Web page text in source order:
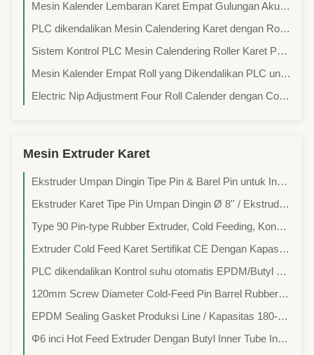
Mesin Kalender Lembaran Karet Empat Gulungan Akurasi Tinggi Untuk Lini Produksi Sabuk Konveyor
PLC dikendalikan Mesin Calendering Karet dengan Roller Diameter 200-500mm
Sistem Kontrol PLC Mesin Calendering Roller Karet Pengolahan presisi yang efisien
Mesin Kalender Empat Roll yang Dikendalikan PLC untuk Lapisan Sisi Ganda dengan Lebar Rol 500-2000mm
Electric Nip Adjustment Four Roll Calender dengan Cold Cast Iron Rollers dan Automatic Lubrication System
Mesin Extruder Karet
Ekstruder Umpan Dingin Tipe Pin & Barel Pin untuk Industri Lembaran Karet dan Tapak Ban
Ekstruder Karet Tipe Pin Umpan Dingin Ø 8'' / Ekstruder Lembaran Karet, Tapak Ban
Type 90 Pin-type Rubber Extruder, Cold Feeding, Konsumsi Energi Rendah, Pelayanan Pasca Penjualan yang Bebas Kekhawatiran.
Extruder Cold Feed Karet Sertifikat CE Dengan Kapasitas 200kg/Jam
PLC dikendalikan Kontrol suhu otomatis EPDM/Butyl Rubber/NR Cold Feed Extruder
120mm Screw Diameter Cold-Feed Pin Barrel Rubber Extruder Machine dengan Kapasitas Produksi 60-150kg/jam
EPDM Sealing Gasket Produksi Line / Kapasitas 180-250 Kg Per Jam / Stabil Dan Efisien
Φ6 inci Hot Feed Extruder Dengan Butyl Inner Tube Inner Line Produksi